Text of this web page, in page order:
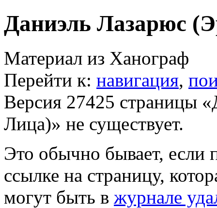
Даниэль Лазарюс
Материал из Ханограф
Перейти к: навигация,
Версия 27425 страницы
Лица)» не существует.
Это обычно бывает, если
ссылке на страницу,
могут быть в журнале